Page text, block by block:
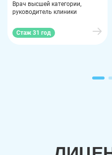
Врач высшей категории,
руководитель клиники
Стаж 31 год